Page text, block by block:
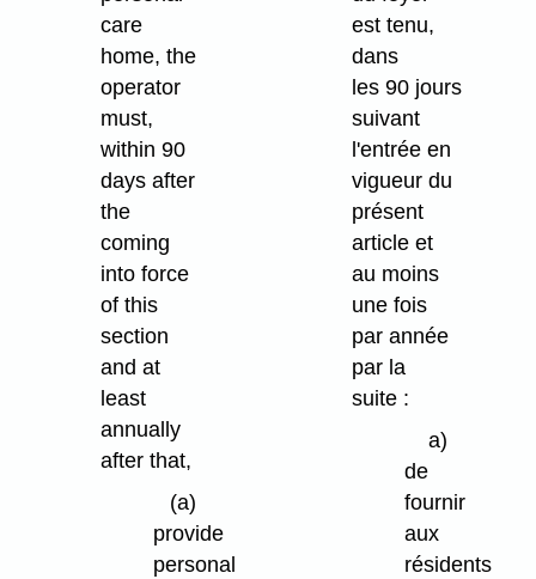
care
home, the
operator
must,
within 90
days after
the
coming
into force
of this
section
and at
least
annually
after that,
(a)
provide
personal
est tenu,
dans
les 90 jours
suivant
l'entrée en
vigueur du
présent
article et
au moins
une fois
par année
par la
suite :
a)
de
fournir
aux
résidents